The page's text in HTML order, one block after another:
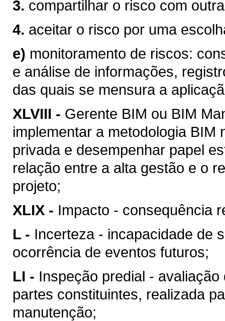
3. compartilhar o risco com
4. aceitar o risco por uma
e) monitoramento de riscos:
e análise de informações,
das quais se mensura a
XLVIII - Gerente BIM ou BIM
implementar a metodologia BIM
privada e desempenhar papel
relação entre a alta gestão e o
projeto;
XLIX - Impacto - consequência
L - Incerteza - incapacidade de
ocorrência de eventos futuros;
LI - Inspeção predial -
partes constituintes, realizada
manutenção;